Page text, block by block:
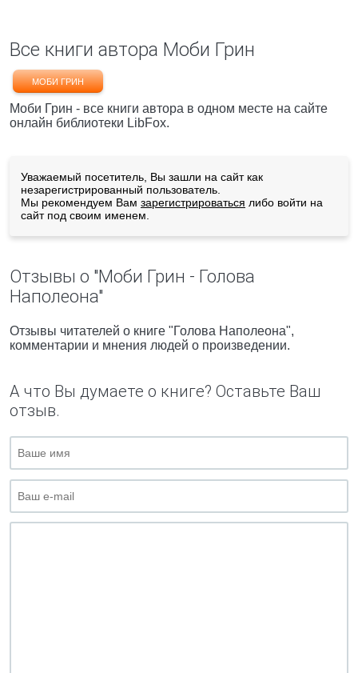
Все книги автора Моби Грин
МОБИ ГРИН
Моби Грин - все книги автора в одном месте на сайте
онлайн библиотеки LibFox.
Уважаемый посетитель, Вы зашли на сайт как
незарегистрированный пользователь.
Мы рекомендуем Вам зарегистрироваться либо войти на
сайт под своим именем.
Отзывы о "Моби Грин - Голова
Наполеона"
Отзывы читателей о книге "Голова Наполеона",
комментарии и мнения людей о произведении.
А что Вы думаете о книге? Оставьте Ваш
отзыв.